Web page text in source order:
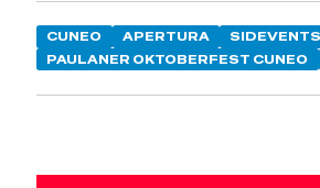
CUNEO APERTURA
PAULANER OKTOBERFEST CUNEO